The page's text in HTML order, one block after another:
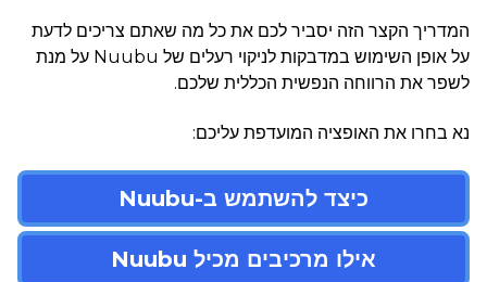
המדריך הקצר הזה יסביר לכם את כל מה שאתם צריכים לדעת
על אופן השימוש במדבקות לניקוי רעלים של Nuubu על מנת
לשפר את הרווחה הנפשית הכללית שלכם.
נא בחרו את האופציה המועדפת עליכם:
כיצד להשתמש ב-Nuubu
אילו מרכיבים מכיל Nuubu